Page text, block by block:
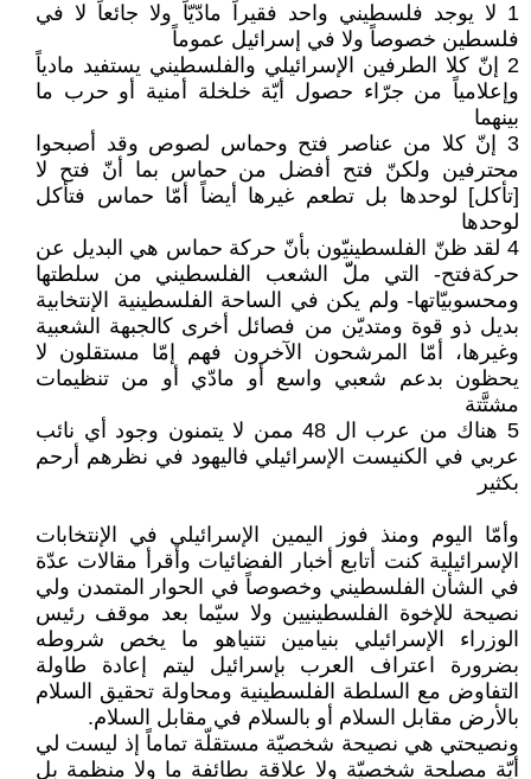
1 لا يوجد فلسطيني واحد فقيراً مادّيّاً ولا جائعاً لا في
فلسطين خصوصاً ولا في إسرائيل عموماً
2 إنّ كلا الطرفين الإسرائيلي والفلسطيني يستفيد مادياً
وإعلامياً من جرّاء حصول أيّة خلخلة أمنية أو حرب ما
بينهما
3 إنّ كلا من عناصر فتح وحماس لصوص وقد أصبحوا
محترفين ولكنّ فتح أفضل من حماس بما أنّ فتح لا
[تأكل] لوحدها بل تطعم غيرها أيضاً أمّا حماس فتأكل
لوحدها
4 لقد ظنّ الفلسطينيّون بأنّ حركة حماس هي البديل عن
حركةفتح- التي ملّّ الشعب الفلسطيني من سلطتها
ومحسوبيّاتها- ولم يكن في الساحة الفلسطينية الإنتخابية
بديل ذو قوة ومتديّن من فصائل أخرى كالجبهة الشعبية
وغيرها، أمّا المرشحون الآخرون فهم إمّا مستقلون لا
يحظون بدعم شعبي واسع أو مادّي أو من تنظيمات
مشتَّتة
5 هناك من عرب ال 48 ممن لا يتمنون وجود أي نائب
عربي في الكنيست الإسرائيلي فاليهود في نظرهم أرحم
بكثير
وأمّا اليوم ومنذ فوز اليمين الإسرائيلي في الإنتخابات
الإسرائيلية كنت أتابع أخبار الفضائيات وأقرأ مقالات عدّة
في الشأن الفلسطيني وخصوصاً في الحوار المتمدن ولي
نصيحة للإخوة الفلسطينيين ولا سيّما بعد موقف رئيس
الوزراء الإسرائيلي بنيامين نتنياهو ما يخص شروطه
بضرورة اعتراف العرب بإسرائيل ليتم إعادة طاولة
التفاوض مع السلطة الفلسطينية ومحاولة تحقيق السلام
بالأرض مقابل السلام أو بالسلام في مقابل السلام.
ونصيحتي هي نصيحة شخصيّة مستقلّة تماماً إذ ليست لي
أيّة مصلحة شخصيّة ولا علاقة بطائفة ما ولا منظمة بل